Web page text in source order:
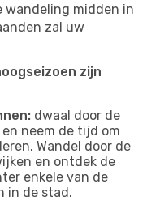
wandeling midden in
zal uw
zijn
dwaal door de
neem de tijd om
Wandel door de
en ontdek de
enkele van de
in de stad.